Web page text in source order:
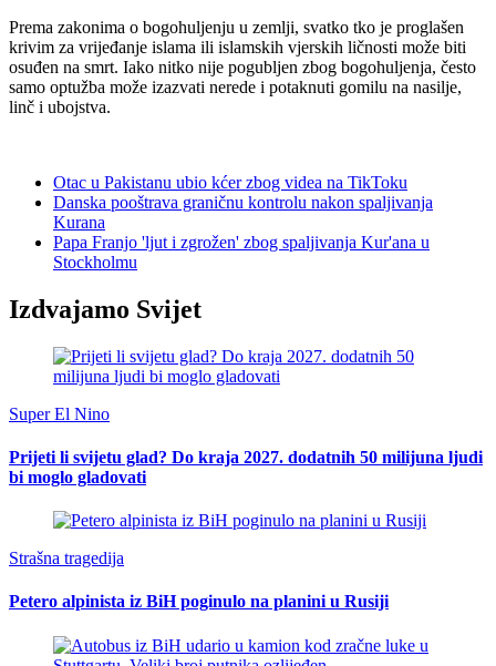
Prema zakonima o bogohuljenju u zemlji, svatko tko je proglašen
krivim za vrijeđanje islama ili islamskih vjerskih ličnosti može biti
osuđen na smrt. Iako nitko nije pogubljen zbog bogohuljenja, često
samo optužba može izazvati nerede i potaknuti gomilu na nasilje,
linč i ubojstva.
Otac u Pakistanu ubio kćer zbog videa na TikToku
Danska pooštrava graničnu kontrolu nakon spaljivanja
Kurana
Papa Franjo 'ljut i zgrožen' zbog spaljivanja Kur'ana u
Stockholmu
Izdvajamo Svijet
Super El Nino
Prijeti li svijetu glad? Do kraja 2027. dodatnih 50 milijuna ljudi
bi moglo gladovati
Strašna tragedija
Petero alpinista iz BiH poginulo na planini u Rusiji